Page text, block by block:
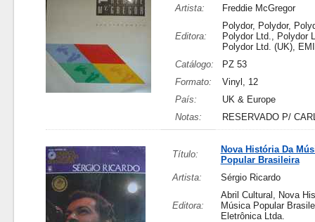
Artista:
Freddie McGregor
Editora:
Polydor, Polydor,
Polydor Ltd., Polydor
Polydor Ltd. (UK),
Catálogo:
PZ 53
Formato:
Vinyl, 12
País:
UK & Europe
Notas:
RESERVADO P/
Título:
Nova História Da
Popular Brasileira
Artista:
Sérgio Ricardo
Editora:
Abril Cultural, Nova
Música Popular
Eletrônica Ltda.